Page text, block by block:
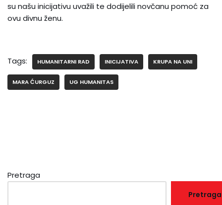
su našu inicijativu uvažili te dodijelili novčanu pomoć za
ovu divnu ženu.
Tags: HUMANITARNI RAD INICIJATIVA KRUPA NA UNI
MARA ĆURGUZ UG HUMANITAS
Pretraga
Pretraga